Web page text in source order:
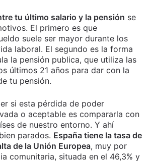
tu último salario y la pensión se
El primero es que
suele ser mayor durante los
laboral. El segundo es la forma
la pensión publica, que utiliza las
últimos 21 años para dar con la
tu pensión.
si esta pérdida de poder
o aceptable es compararla con
de nuestro entorno. Y ahí
parados. España tiene la tasa de
de la Unión Europea, muy por
comunitaria, situada en el 46,3% y